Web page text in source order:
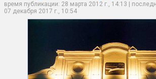
время публикации: 28 марта 2012 г., 14:13 |
07 декабря 2017 г., 10:54